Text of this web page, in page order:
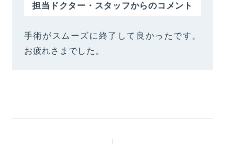
担当ドクター・スタッフからのコメント
手術がスムーズに終了して良かったです。
お疲れさまでした。